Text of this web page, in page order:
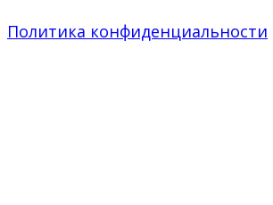
Политика конфиденциальности